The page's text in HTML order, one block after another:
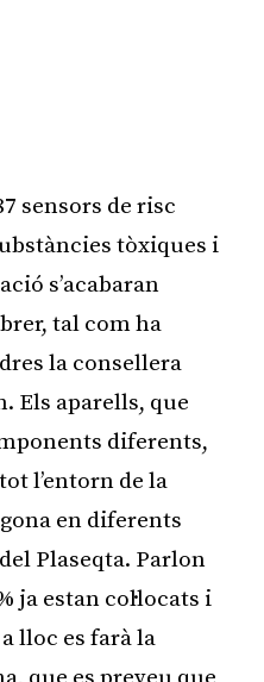
sensors de risc
tòxiques i
s’acabaran
tal com ha
la consellera
Els aparells, que
diferents,
l’entorn de la
en diferents
Plaseqta. Parlon
ja estan col·locats i
lloc es farà la